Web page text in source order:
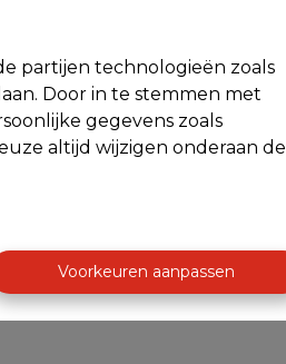
partijen technologieën zoals
Door in te stemmen met
gegevens zoals
altijd wijzigen onderaan de
Voorkeuren aanpassen
Te koop